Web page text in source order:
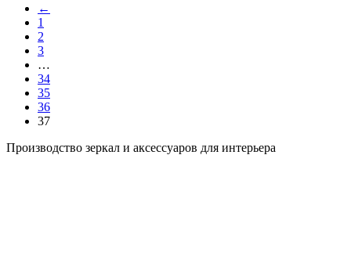
←
1
2
3
…
34
35
36
37
Производство зеркал и аксессуаров для интерьера